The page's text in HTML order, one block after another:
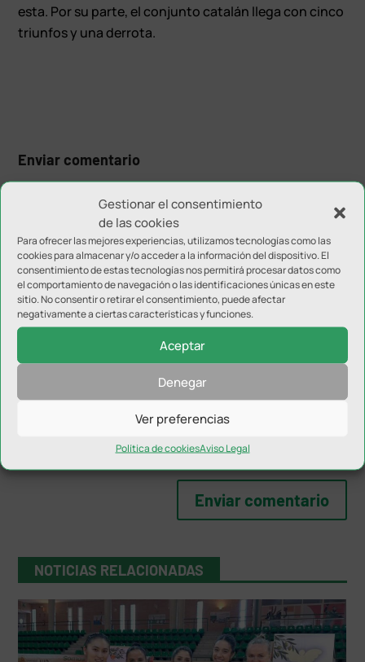
Gestionar el consentimiento
de las cookies
Para ofrecer las mejores experiencias, utilizamos tecnologías como las
cookies para almacenar y/o acceder a la información del dispositivo. El
consentimiento de estas tecnologías nos permitirá procesar datos como
el comportamiento de navegación o las identificaciones únicas en este
sitio. No consentir o retirar el consentimiento, puede afectar
negativamente a ciertas características y funciones.
Aceptar
Denegar
Ver preferencias
Política de cookiesAviso Legal
esta. Por su parte, el conjunto catalán llega con cinco
triunfos y una derrota.
Enviar comentario
Tu dirección de correo electrónico no será publicada.Los
campos obligatorios están marcados con*
NOTICIAS RELACIONADAS